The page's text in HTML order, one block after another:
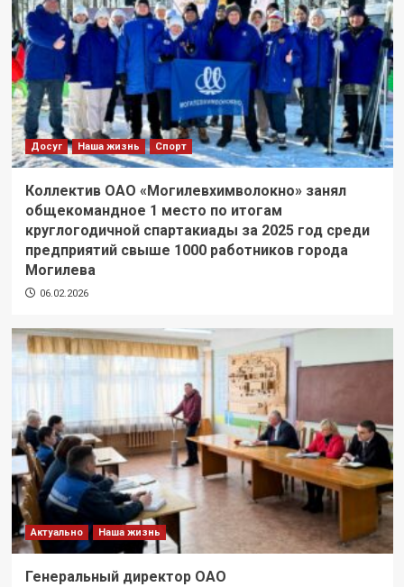
Досуг Наша жизнь Спорт
Коллектив ОАО «Могилевхимволокно» занял
общекомандное 1 место по итогам
круглогодичной спартакиады за 2025 год среди
предприятий свыше 1000 работников города
Могилева
06.02.2026
Актуально Наша жизнь
Генеральный директор ОАО